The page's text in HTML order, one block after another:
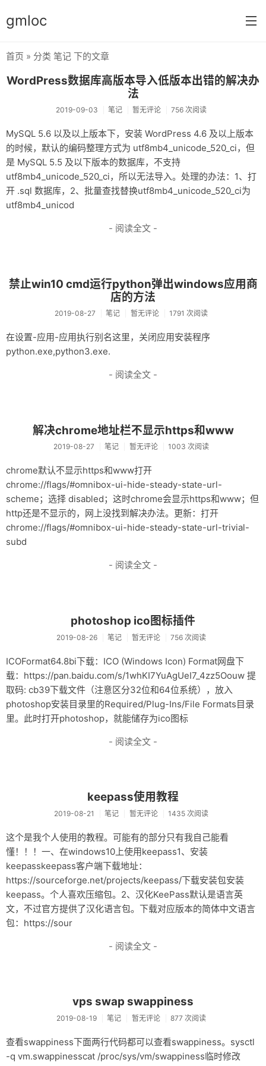
gmloc
笔记
加密
心情
首页 » 分类 笔记 下的文章
WordPress数据库高版本导入低版本出错的解决办
法
2019-09-03 笔记 暂无评论 756 次阅读
MySQL 5.6 以及以上版本下，安装 WordPress 4.6 及以上版本
的时候，默认的编码整理方式为 utf8mb4_unicode_520_ci，但
是 MySQL 5.5 及以下版本的数据库，不支持
utf8mb4_unicode_520_ci，所以无法导入。处理的办法：1、打
开 .sql 数据库，2、批量查找替换utf8mb4_unicode_520_ci为
utf8mb4_unicod
- 阅读全文 -
禁止win10 cmd运行python弹出windows应用商
店的方法
2019-08-27 笔记 暂无评论 1791 次阅读
在设置-应用-应用执行别名这里，关闭应用安装程序
python.exe,python3.exe.
- 阅读全文 -
解决chrome地址栏不显示https和www
2019-08-27 笔记 暂无评论 1003 次阅读
chrome默认不显示https和www打开
chrome://flags/#omnibox-ui-hide-steady-state-url-
scheme；选择 disabled；这时chrome会显示https和www；但
http还是不显示的，网上没找到解决办法。更新：打开
chrome://flags/#omnibox-ui-hide-steady-state-url-trivial-
subd
- 阅读全文 -
photoshop ico图标插件
2019-08-26 笔记 暂无评论 756 次阅读
ICOFormat64.8bi下载：ICO (Windows Icon) Format网盘下
载：https://pan.baidu.com/s/1whKI7YuAgUeI7_4zz5Oouw 提
取码: cb39下载文件（注意区分32位和64位系统），放入
photoshop安装目录里的Required/Plug-Ins/File Formats目录
里。此时打开photoshop，就能储存为ico图标
- 阅读全文 -
keepass使用教程
2019-08-21 笔记 暂无评论 1435 次阅读
这个是我个人使用的教程。可能有的部分只有我自己能看
懂！！！一、在windows10上使用keepass1、安装
keepasskeepass客户端下载地址：
https://sourceforge.net/projects/keepass/下载安装包安装
keepass。个人喜欢压缩包。2、汉化KeePass默认是语言英
文，不过官方提供了汉化语言包。下载对应版本的简体中文语言
包：https://sour
- 阅读全文 -
vps swap swappiness
2019-08-19 笔记 暂无评论 877 次阅读
查看swappiness下面两行代码都可以查看swappiness。sysctl
-q vm.swappinesscat /proc/sys/vm/swappiness临时修改